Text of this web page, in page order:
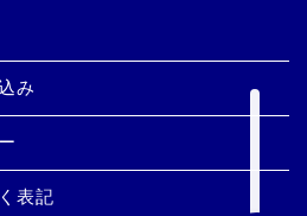
み
表記
公立高校入試志望校
ステム｜アンビシャ